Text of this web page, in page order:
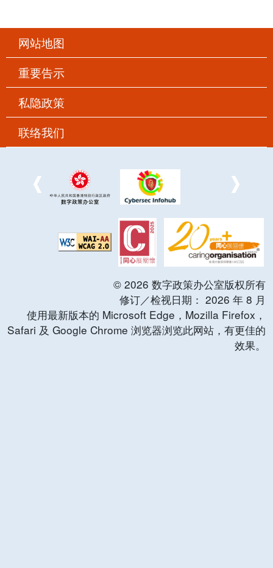
网站地图
重要告示
私隐政策
联络我们
© 2026 数字政策办公室版权所有
修订／检视日期： 2026 年 8 月
使用最新版本的 Microsoft Edge，Mozilla Firefox，
Safari 及 Google Chrome 浏览器浏览此网站，有更佳的
效果。